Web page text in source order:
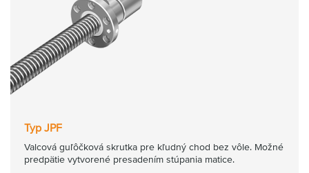
Typ JPF
Valcová guľôčková skrutka pre kľudný chod bez vôle. Možné
predpätie vytvorené presadením stúpania matice.